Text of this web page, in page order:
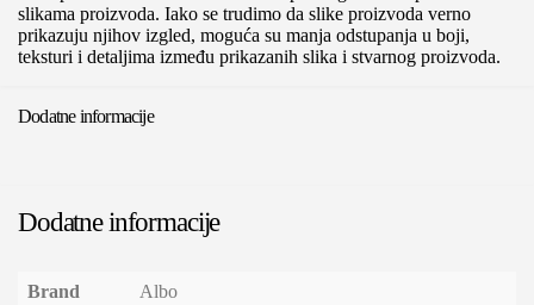
slikama proizvoda. Iako se trudimo da slike proizvoda verno
prikazuju njihov izgled, moguća su manja odstupanja u boji,
teksturi i detaljima između prikazanih slika i stvarnog proizvoda.
Dodatne informacije
Dodatne informacije
Brand Albo